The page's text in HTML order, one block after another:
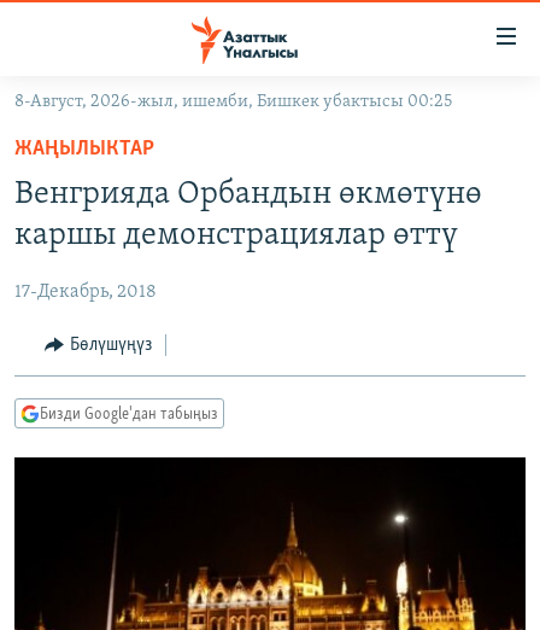
Навигацияга
өтүңүз
Издөөгө
салыңызКЫРГЫЗСТАН
ЭКОНОМИКА
МАДАНИЯТ
ДҮЙНӨ
БОРБОР АЗИЯ
УКРАИНА
АТАЙЫН ИЛИКТӨӨ
ТВ ПРОГРАММАЛАР
ЭКСПЕРТТЕР ТАЛДАЙТ
ЭЖЕ-СИҢДИЛЕР
АЗАТТЫК+
ӨЗГӨЧӨ ПИКИР
ОНЛАЙН ШЕРИНЕ
8-Август, 2026-жыл, ишемби, Бишкек убактысы 00:25
ЖАҢЫЛЫКТАР
Венгрияда Орбандын өкмөтүнө
каршы демонстрациялар өттү
17-Декабрь, 2018
Бөлүшүңүз
Бизди Google'дан табыңыз